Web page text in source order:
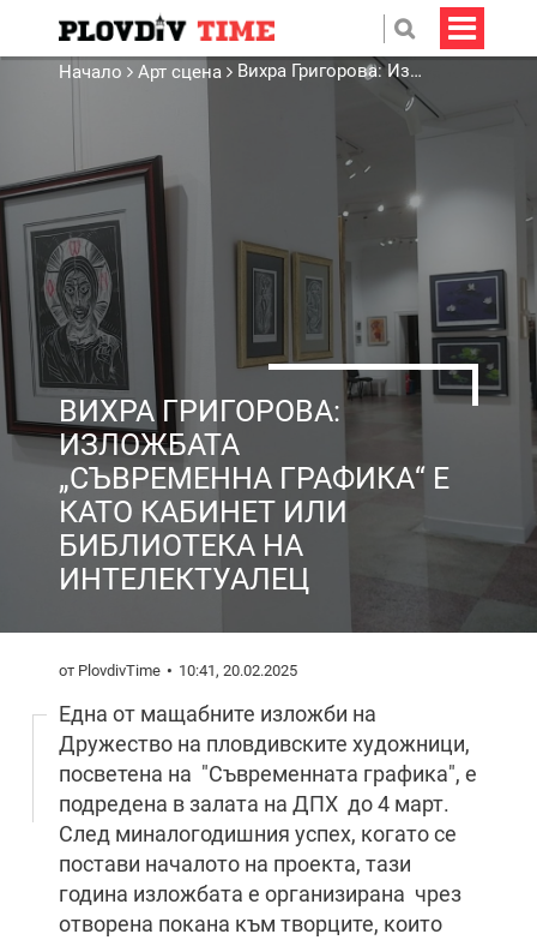
Начало Арт сцена Вихра Григорова: Изложбата „Съвременна графика“ е като кабинет или библиотека на интелектуалец
ВИХРА ГРИГОРОВА:
ИЗЛОЖБАТА
„СЪВРЕМЕННА ГРАФИКА“ Е
КАТО КАБИНЕТ ИЛИ
БИБЛИОТЕКА НА
ИНТЕЛЕКТУАЛЕЦ
от PlovdivTime 10:41, 20.02.2025
Една от мащабните изложби на
Дружество на пловдивските художници,
посветена на "Съвременната графика", е
подредена в залата на ДПХ до 4 март.
След миналогодишния успех, когато се
постави началото на проекта, тази
година изложбата е организирана чрез
отворена покана към творците, които